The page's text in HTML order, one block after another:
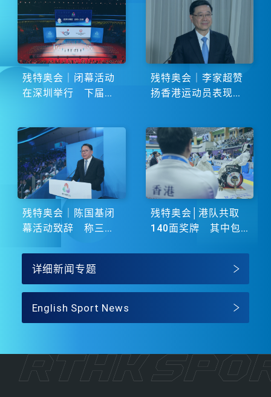
残特奥会｜闭幕活动
在深圳举行 下届由
残特奥会｜李家超赞
扬香港运动员表现卓
残特奥会｜陈国基闭
幕活动致辞 称三地
残特奥会│港队共取
140面奖牌 其中包
详细新闻专题
English Sport News